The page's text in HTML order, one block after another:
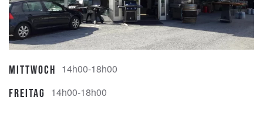
Mittwoch 14h00-18h00
Freitag 14h00-18h00